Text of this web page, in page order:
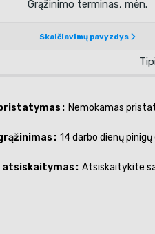
Nemokamas
14 darbo dienų
atsiskaitymas Atsiskaitykite